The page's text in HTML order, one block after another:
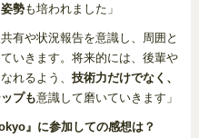
勢も培われました」
有や状況報告を意識し、周囲と
いきます。将来的には、後輩や
れるよう、 技術力だけでなく、
プも意識して磨いていきます」
』に参加しての感想は？